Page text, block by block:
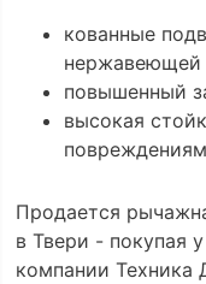
кованные
нержавеющей
повышенный
высокая
повреждениям
Продается
в Твери - покупая
компании Техника